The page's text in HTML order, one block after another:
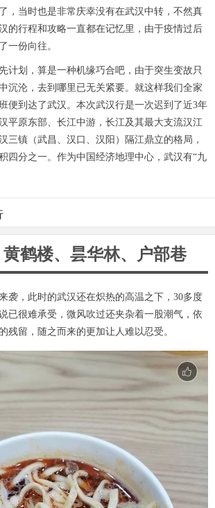
，当时也是非常庆幸没有在武汉中转，不然真
的行程和攻略一直都在记忆里，由于疫情过后
一份向往。
计划，算是一种机缘巧合吧，由于突生变故只
沉沦，去到哪里已无关紧要。就这样我们全家
便到达了武汉。本次武汉行是一次迟到了近3年
平原东部、长江中游，长江及其最大支流汉江
三镇（武昌、汉口、汉阳）隔江鼎立的格局，
四分之一。作为中国经济地理中心，武汉有“九
鹤楼、昙华林、户部巷
袭，此时的武汉还在炽热的高温之下，30多度
已很难承受，微风吹过还夹杂着一股潮气，依
残留，随之而来的更加让人难以忍受。